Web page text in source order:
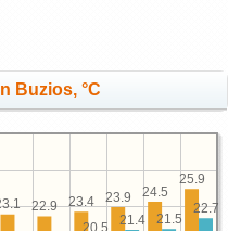
Buzios, °C
25.9
24.5
23.9
23.4
22.9 22.7
21.5
21.4